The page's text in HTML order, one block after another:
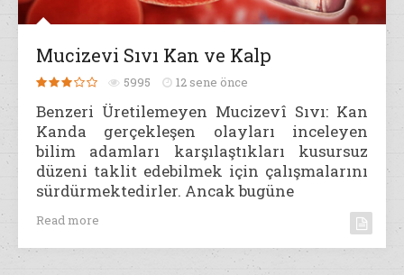
Mucizevi Sıvı Kan ve Kalp
5995 12 sene önce
Benzeri Üretilemeyen Mucizevî Sıvı: Kan
Kanda gerçekleşen olayları inceleyen
bilim adamları karşılaştıkları kusursuz
düzeni taklit edebilmek için çalışmalarını
sürdürmektedirler. Ancak bugüne
Read more